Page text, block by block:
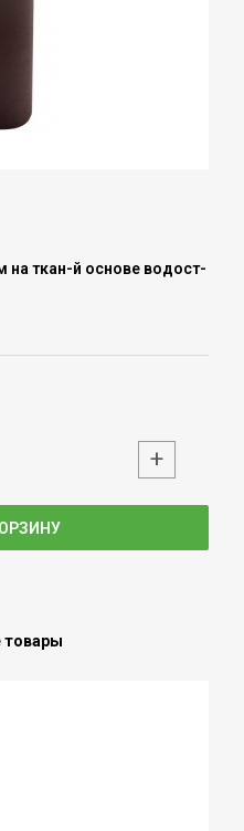
ткан-й основе водост-
+
товары